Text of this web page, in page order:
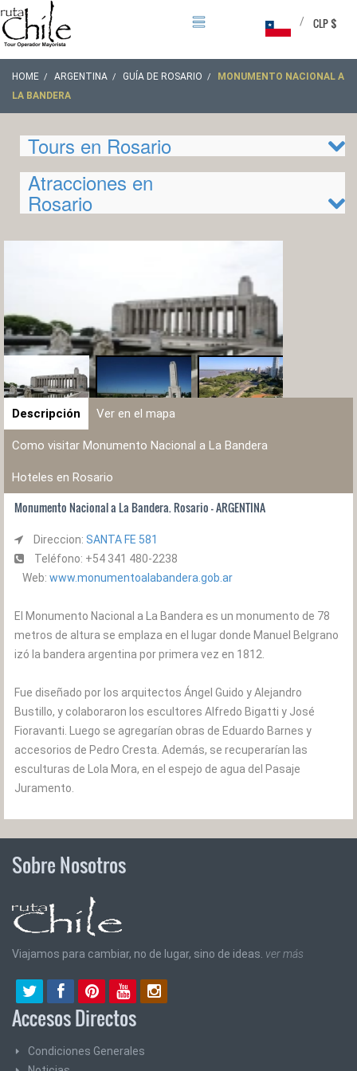
CLP $
/
HOME ARGENTINA GUÍA DE ROSARIO
MONUMENTO NACIONAL A
LA BANDERA
Tours en Rosario
Atracciones en
Rosario
Descripción Ver en el mapa
Como visitar Monumento Nacional a La Bandera
Hoteles en Rosario
Monumento Nacional a La Bandera. Rosario - ARGENTINA
Direccion: SANTA FE 581
Teléfono: +54 341 480-2238
Web: www.monumentoalabandera.gob.ar
El Monumento Nacional a La Bandera es un monumento de 78
metros de altura se emplaza en el lugar donde Manuel Belgrano
izó la bandera argentina por primera vez en 1812.
Fue diseñado por los arquitectos Ángel Guido y Alejandro
Bustillo, y colaboraron los escultores Alfredo Bigatti y José
Fioravanti. Luego se agregarían obras de Eduardo Barnes y
accesorios de Pedro Cresta. Además, se recuperarían las
esculturas de Lola Mora, en el espejo de agua del Pasaje
Juramento.
Sobre Nosotros
Viajamos para cambiar, no de lugar, sino de ideas. ver más
Accesos Directos
Condiciones Generales